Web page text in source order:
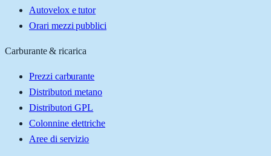
Autovelox e tutor
Orari mezzi pubblici
Carburante & ricarica
Prezzi carburante
Distributori metano
Distributori GPL
Colonnine elettriche
Aree di servizio